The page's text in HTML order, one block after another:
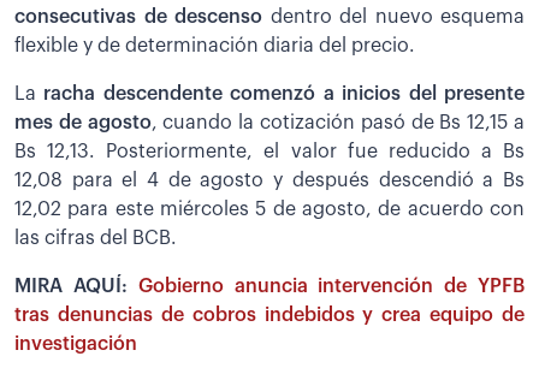
consecutivas de descenso dentro del nuevo esquema
flexible y de determinación diaria del precio.
La racha descendente comenzó a inicios del presente
mes de agosto, cuando la cotización pasó de Bs 12,15 a
Bs 12,13. Posteriormente, el valor fue reducido a Bs
12,08 para el 4 de agosto y después descendió a Bs
12,02 para este miércoles 5 de agosto, de acuerdo con
las cifras del BCB.
MIRA AQUÍ: Gobierno anuncia intervención de YPFB
tras denuncias de cobros indebidos y crea equipo de
investigación